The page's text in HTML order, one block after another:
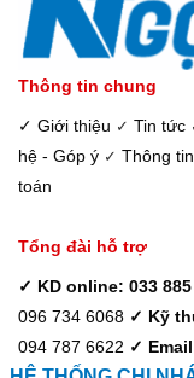
Thông tin chung
✓ Giới thiệu ✓ Tin tức
hệ - Góp ý ✓ Thông
toán
Tổng đài hỗ trợ
✓ KD online: 033 885
096 734 6068 ✓ Kỹ
094 787 6622 ✓